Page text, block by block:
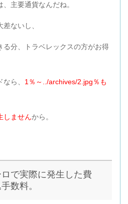
、主要通貨なんだね。
ないし、
る分、トラベレックスの方がお得
ら、 1％～../archives/2.jpg％も
しませんから。
で実際に発生した費
数料。